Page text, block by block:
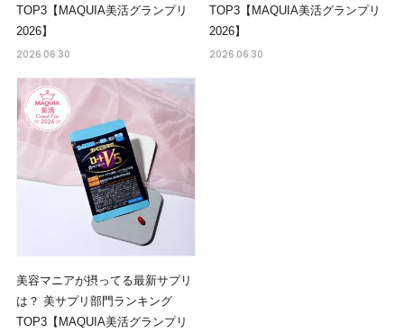
TOP3【MAQUIA美活グランプリ
2026】
2026.06.30
TOP3【MAQUIA美活グランプリ
2026】
2026.06.30
美容マニアが摂ってる最新サプリ
は？ 美サプリ部門ランキング
TOP3【MAQUIA美活グランプリ